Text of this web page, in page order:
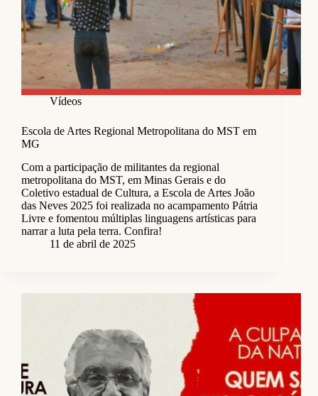
Vídeos
Escola de Artes Regional Metropolitana do MST em
MG
Com a participação de militantes da regional
metropolitana do MST, em Minas Gerais e do
Coletivo estadual de Cultura, a Escola de Artes João
das Neves 2025 foi realizada no acampamento Pátria
Livre e fomentou múltiplas linguagens artísticas para
narrar a luta pela terra. Confira!
11 de abril de 2025